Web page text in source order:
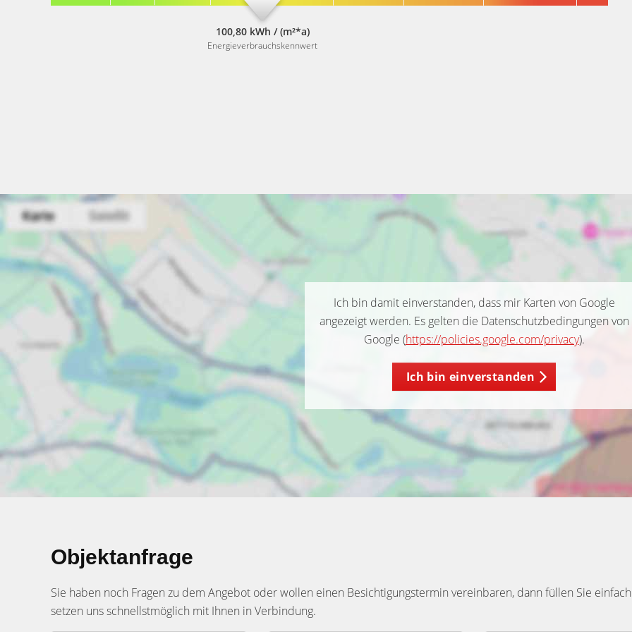
100,80 kWh / (m²*a)
Energieverbrauchskennwert
Ich bin damit einverstanden, dass mir Karten von Google
angezeigt werden. Es gelten die Datenschutzbedingungen von
Google (https://policies.google.com/privacy).
Ich bin einverstanden
Objektanfrage
Sie haben noch Fragen zu dem Angebot oder wollen einen Besichtigungstermin vereinbaren, dann füllen Sie
setzen uns schnellstmöglich mit Ihnen in Verbindung.